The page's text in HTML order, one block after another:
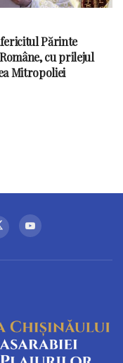
Părinte
cu prilejul
Mitropoliei